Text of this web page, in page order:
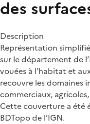
des
Description
Représentation
sur le département de
vouées à l’habitat et
recouvre les domaines
commerciaux,
Cette couverture a été
BDTopo de l’IGN.